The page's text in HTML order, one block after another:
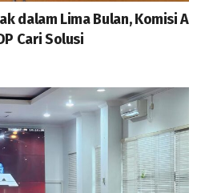
dalam Lima Bulan, Komisi A
Cari Solusi